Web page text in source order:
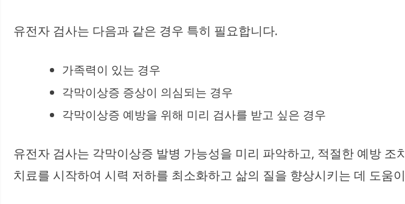
유전자 검사는 다음과 같은 경우 특히 필요합니다.
가족력이 있는 경우
각막이상증 증상이 의심되는 경우
각막이상증 예방을 위해 미리 검사를 받고 싶은 경우
유전자 검사는 각막이상증 발병 가능성을 미리 파악하고, 적절한 예방
치료를 시작하여 시력 저하를 최소화하고 삶의 질을 향상시키는 데 도움